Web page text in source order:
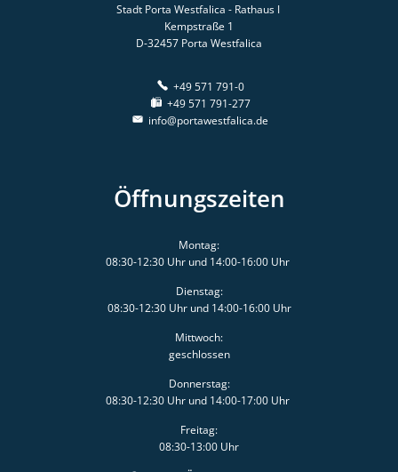
Stadt Porta Westfalica - Rathaus I
Kempstraße 1
D-32457 Porta Westfalica
+49 571 791-0
+49 571 791-277
info@portawestfalica.de
Öffnungszeiten
Montag:
08:30-12:30 Uhr und 14:00-16:00 Uhr
Dienstag:
08:30-12:30 Uhr und 14:00-16:00 Uhr
Mittwoch:
geschlossen
Donnerstag:
08:30-12:30 Uhr und 14:00-17:00 Uhr
Freitag:
08:30-13:00 Uhr